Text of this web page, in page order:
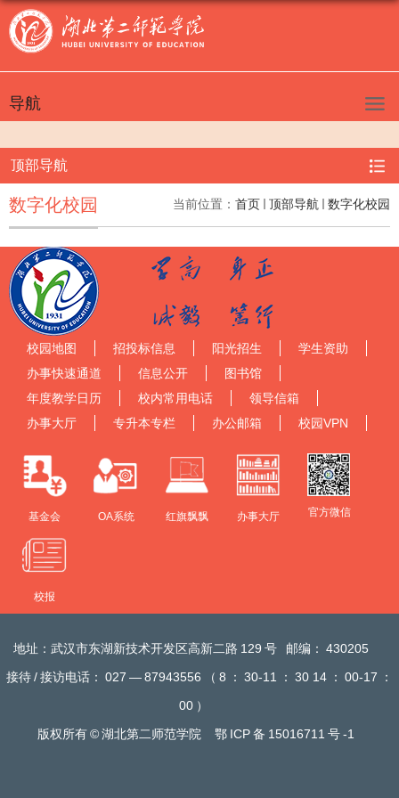
导航
顶部导航
当前位置： 首页 顶部导航 数字化校园
数字化校园
校园地图 招投标信息 阳光招生
学生资助
办事快速通道
信息公开
图书馆
年度教学日历
校内常用电话
领导信箱
办事大厅
专升本专栏 办公邮箱 校园VPN
基金会 OA系统 红旗飘飘 办事大厅 官方微信
校报
地址：武汉市东湖新技术开发区高新二路 129 号 邮编： 430205
接待/接访电话： 027 —87943556 （ 8 ： 30-11 ： 30 14 ： 00-17
：
00 ）
版权所有©湖北第二师范学院 鄂 ICP备 15016711 号-1